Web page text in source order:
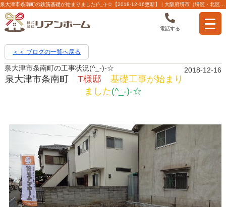
電話する
＜＜ ブログの一覧へ戻る
泉大津市条南町の工事状況(^_-)-☆ 2018-12-16
泉大津市条南町T様邸
基礎工事が始まり
ました(^_-)-☆